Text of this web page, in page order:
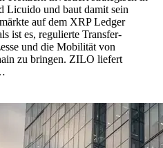
Licuido und baut damit sein
auf dem XRP Ledger
ist es, regulierte Transfer-
und die Mobilität von
zu bringen. ZILO liefert